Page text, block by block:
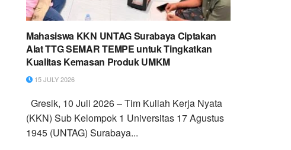
Mahasiswa KKN UNTAG Surabaya Ciptakan
Alat TTG SEMAR TEMPE untuk Tingkatkan
Kualitas Kemasan Produk UMKM
15 JULY 2026
Gresik, 10 Juli 2026 – Tim Kuliah Kerja Nyata
(KKN) Sub Kelompok 1 Universitas 17 Agustus
1945 (UNTAG) Surabaya...